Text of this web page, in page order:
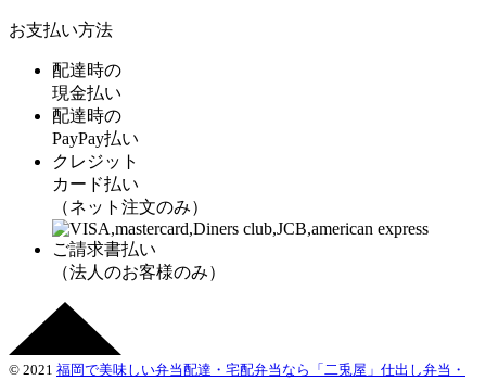
お支払い方法
配達時の
現金払い
配達時の
PayPay払い
クレジット
カード払い
（ネット注文のみ）
ご請求書払い
（法人のお客様のみ）
© 2021 福岡で美味しい弁当配達・宅配弁当なら「二兎屋」仕出し弁当・